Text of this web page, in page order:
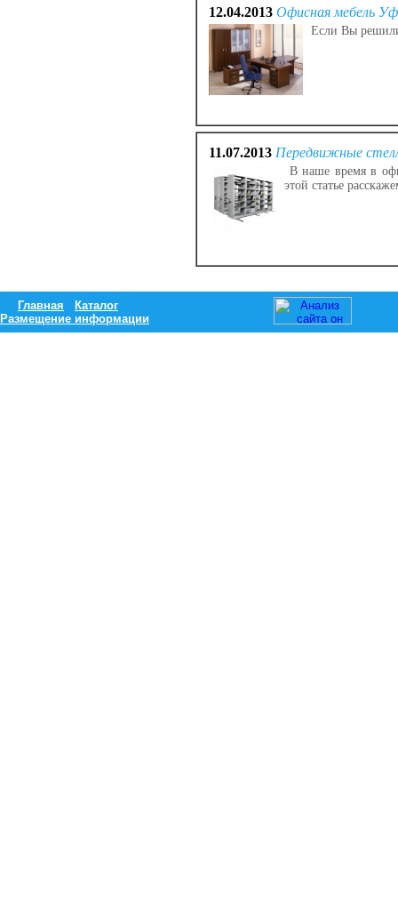
12.04.2013 Офисная мебель
Если Вы
11.07.2013 Передвижные
В наше время в
этой статье
Главная
Каталог
Размещение информации